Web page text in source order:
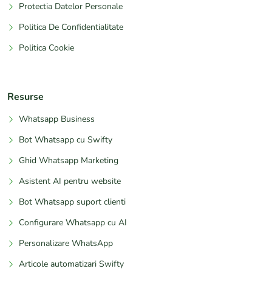
Protectia Datelor Personale
Politica De Confidentialitate
Politica Cookie
Resurse
Whatsapp Business
Bot Whatsapp cu Swifty
Ghid Whatsapp Marketing
Asistent AI pentru website
Bot Whatsapp suport clienti
Configurare Whatsapp cu AI
Personalizare WhatsApp
Articole automatizari Swifty